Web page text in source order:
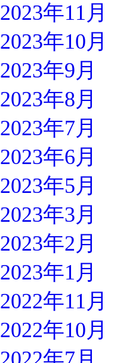
2023年11月
2023年10月
2023年9月
2023年8月
2023年7月
2023年6月
2023年5月
2023年3月
2023年2月
2023年1月
2022年11月
2022年10月